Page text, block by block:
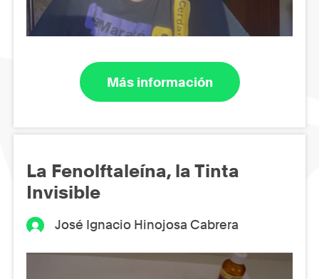
Más información
La Fenolftaleína, la Tinta
Invisible
José Ignacio Hinojosa Cabrera